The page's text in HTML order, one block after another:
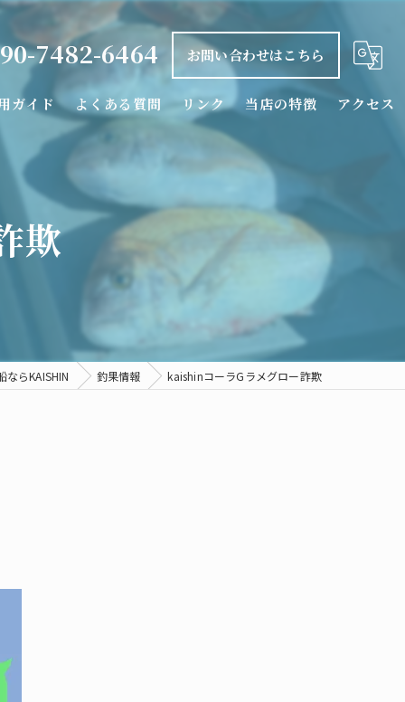
7482-6464 お問い合わせはこちら
ガイド よくある質問 リンク 当店の特徴
釣り船
タイラバ
シロアマダイ
アクセス
欺
ならKAISHIN 釣果情報 kaishinコーラGラメグロー詐欺